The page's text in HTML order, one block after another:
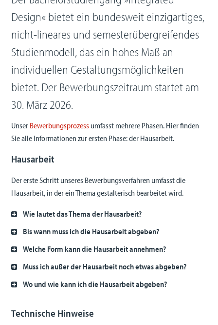
Design« bietet ein bundesweit einzigartiges,
nicht-lineares und semesterübergreifendes
Studienmodell, das ein hohes Maß an
individuellen Gestaltungsmöglichkeiten
bietet. Der Bewerbungszeitraum startet am
30. März 2026.
Unser Bewerbungsprozessumfasst mehrere Phasen. Hier finden
Sie alle Informationen zur ersten Phase: der Hausarbeit.
Hausarbeit
Der erste Schritt unseres Bewerbungsverfahren umfasst die
Hausarbeit, in der ein Thema gestalterisch bearbeitet wird.
Wie lautet das Thema der Hausarbeit?
Bis wann muss ich die Hausarbeit abgeben?
Welche Form kann die Hausarbeit annehmen?
Muss ich außer der Hausarbeit noch etwas abgeben?
Wo und wie kann ich die Hausarbeit abgeben?
Technische Hinweise